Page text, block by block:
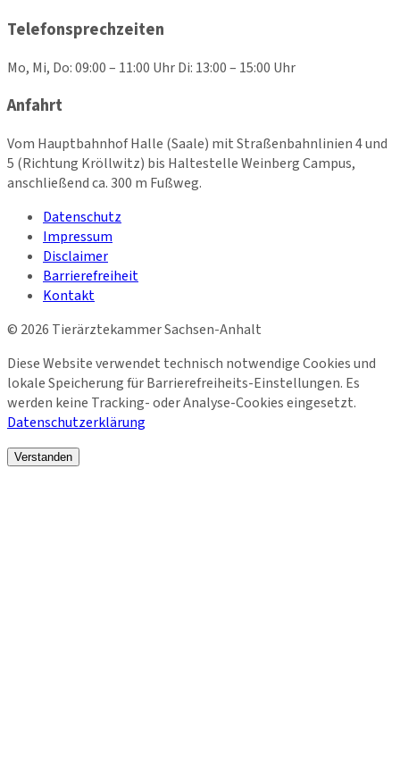
Telefonsprechzeiten
Mo, Mi, Do: 09:00 – 11:00 Uhr Di: 13:00 – 15:00 Uhr
Anfahrt
Vom Hauptbahnhof Halle (Saale) mit Straßenbahnlinien 4 und
5 (Richtung Kröllwitz) bis Haltestelle Weinberg Campus,
anschließend ca. 300 m Fußweg.
Datenschutz
Impressum
Disclaimer
Barrierefreiheit
Kontakt
© 2026 Tierärztekammer Sachsen-Anhalt
Diese Website verwendet technisch notwendige Cookies und
lokale Speicherung für Barrierefreiheits-Einstellungen. Es
werden keine Tracking- oder Analyse-Cookies eingesetzt.
Datenschutzerklärung
Verstanden